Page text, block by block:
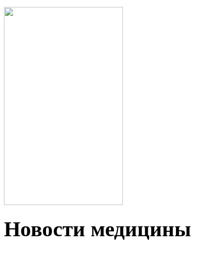
Новости медицины